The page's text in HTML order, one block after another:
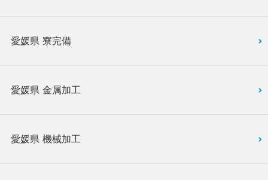
愛媛県 寮完備
愛媛県 金属加工
愛媛県 機械加工